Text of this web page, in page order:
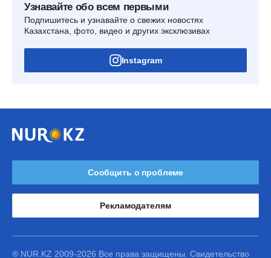
Узнавайте обо всем первыми
Подпишитесь и узнавайте о свежих новостях
Казахстана, фото, видео и других эксклюзивах
Instagram
Сообщить о проблеме
Рекламодателям
® NUR.KZ 2009-2026 Все права защищены. Свидетельство